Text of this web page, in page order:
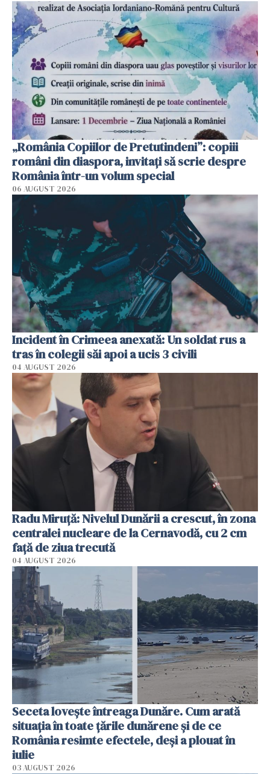
„România Copiilor de Pretutindeni”: copiii
români din diaspora, invitați să scrie despre
România într-un volum special
06 AUGUST 2026
Incident în Crimeea anexată: Un soldat rus a
tras în colegii săi apoi a ucis 3 civili
04 AUGUST 2026
Radu Miruţă: Nivelul Dunării a crescut, în zona
centralei nucleare de la Cernavodă, cu 2 cm
faţă de ziua trecută
04 AUGUST 2026
Seceta lovește întreaga Dunăre. Cum arată
situația în toate țările dunărene și de ce
România resimte efectele, deși a plouat în
iulie
03 AUGUST 2026